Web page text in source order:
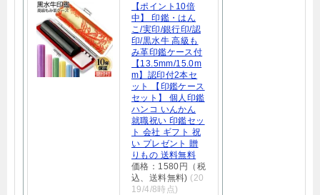
【ポイント10倍
中】 印鑑・はん
こ/実印/銀行印/認
印/黒水牛 高級も
み革印鑑ケース付
【13.5mm/15.0m
m】認印付2本セ
ット 【印鑑ケース
セット】 個人印鑑
ハンコ いんかん
就職祝い 印鑑セッ
ト 会社 ギフト 祝
い プレゼント 贈
りもの 送料無料
価格：1580円（税
込、送料無料) (20
19/4/8時点)